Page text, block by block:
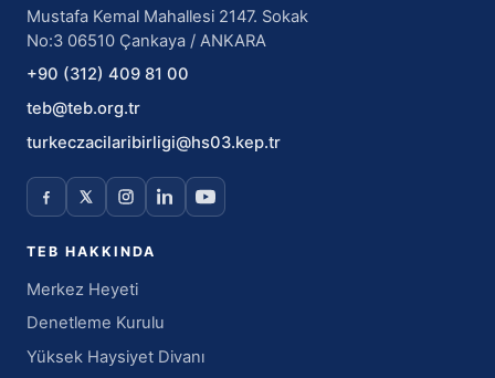
Mustafa Kemal Mahallesi 2147. Sokak
No:3 06510 Çankaya / ANKARA
+90 (312) 409 81 00
teb@teb.org.tr
turkeczacilaribirligi@hs03.kep.tr
TEB HAKKINDA
Merkez Heyeti
Denetleme Kurulu
Yüksek Haysiyet Divanı